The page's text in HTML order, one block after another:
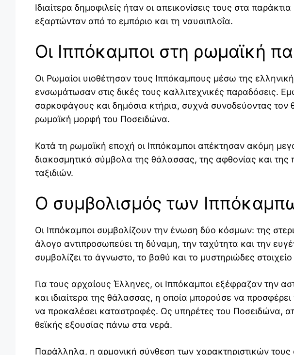
Ιδιαίτερα δημοφιλείς ήταν οι απεικονίσεις τους στα
εξαρτώνταν από το εμπόριο και τη ναυσιπλοΐα.
Οι Ιππόκαμποι στη ρωμαϊκή
Οι Ρωμαίοι υιοθέτησαν τους Ιππόκαμπους μέσω της
ενσωμάτωσαν στις δικές τους καλλιτεχνικές παραδόσεις.
σαρκοφάγους και δημόσια κτήρια, συχνά συνοδεύοντας
ρωμαϊκή μορφή του Ποσειδώνα.
Κατά τη ρωμαϊκή εποχή οι Ιππόκαμποι απέκτησαν ακόμη
διακοσμητικά σύμβολα της θάλασσας, της αφθονίας και
ταξιδιών.
Ο συμβολισμός των
Οι Ιππόκαμποι συμβολίζουν την ένωση δύο κόσμων: της
άλογο αντιπροσωπεύει τη δύναμη, την ταχύτητα και την
συμβολίζει το άγνωστο, το βαθύ και το μυστηριώδες
Για τους αρχαίους Έλληνες, οι Ιππόκαμποι εξέφραζαν την
και ιδιαίτερα της θάλασσας, η οποία μπορούσε να
να προκαλέσει καταστροφές. Ως υπηρέτες του Ποσειδώνα,
θεϊκής εξουσίας πάνω στα νερά.
Παράλληλα, η αρμονική σύνθεση των χαρακτηριστικών